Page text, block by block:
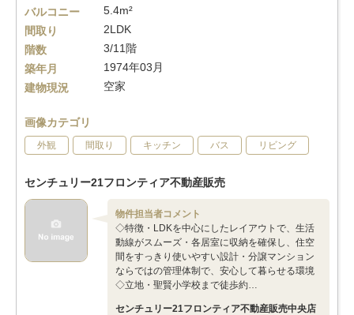
バルコニー
5.4m²
間取り
2LDK
階数
3/11階
築年月
1974年03月
建物現況
空家
画像カテゴリ
外観 間取り キッチン バス リビング
センチュリー21フロンティア不動産販売
物件担当者コメント
◇特徴・LDKを中心にしたレイアウトで、生活
動線がスムーズ・各居室に収納を確保し、住空
間をすっきり使いやすい設計・分譲マンション
ならではの管理体制で、安心して暮らせる環境
◇立地・聖賢小学校まで徒歩約…
センチュリー21フロンティア不動産販売中央店